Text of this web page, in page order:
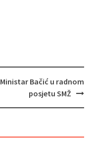
Ministar Bačić u radnom
posjetu SMŽ